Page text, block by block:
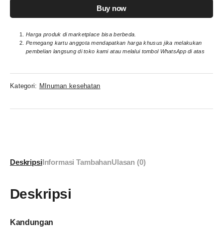
Buy now
Harga produk di marketplace bisa berbeda.
Pemegang kartu anggota mendapatkan harga khusus jika melakukan
pembelian langsung di toko kami atau melalui tombol WhatsApp di atas
Kategori: MInuman kesehatan
DeskripsiInformasi TambahanUlasan (0)
Deskripsi
Kandungan